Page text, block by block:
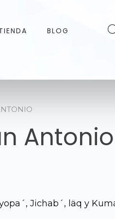
BLOG
Antonio
Jichab´, läq y